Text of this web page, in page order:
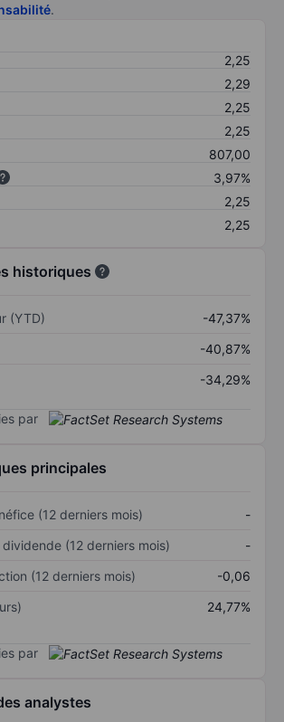
.
2,25
2,29
2,25
2,25
807,00
3,97%
2,25
2,25
historiques
(YTD)
-47,37%
-40,87%
-34,29%
par
principales
(12 derniers mois)
-
(12 derniers mois)
-
(12 derniers mois)
-0,06
24,77%
par
analystes